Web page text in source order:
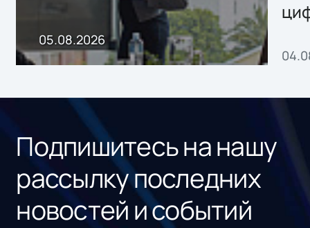
05.08.2026
Подпишитесь на нашу
рассылку последних
новостей и событий